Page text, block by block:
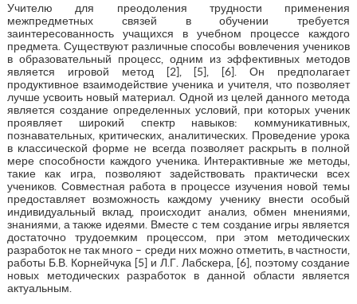
Учителю для преодоления трудности применения
межпредметных связей в обучении требуется
заинтересованность учащихся в учебном процессе каждого
предмета. Существуют различные способы вовлечения учеников
в образовательный процесс, одним из эффективных методов
является игровой метод [2], [5], [6]. Он предполагает
продуктивное взаимодействие ученика и учителя, что позволяет
лучше усвоить новый материал. Одной из целей данного метода
является создание определенных условий, при которых ученик
проявляет широкий спектр навыков: коммуникативных,
познавательных, критических, аналитических. Проведение урока
в классической форме не всегда позволяет раскрыть в полной
мере способности каждого ученика. Интерактивные же методы,
такие как игра, позволяют задействовать практически всех
учеников. Совместная работа в процессе изучения новой темы
предоставляет возможность каждому ученику внести особый
индивидуальный вклад, происходит анализ, обмен мнениями,
знаниями, а также идеями. Вместе с тем создание игры является
достаточно трудоемким процессом, при этом методических
разработок не так много – среди них можно отметить, в частности,
работы Б.В. Корнейчука [5] и Л.Г. Лабскера, [6], поэтому создание
новых методических разработок в данной области является
актуальным.